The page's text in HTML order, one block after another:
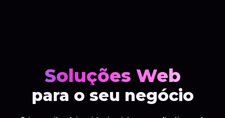
Soluções Web
para o seu negócio